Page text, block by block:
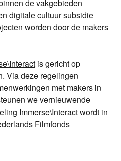
de vakgebieden
digitale cultuur subsidie
worden door de makers
is gericht op
Via deze regelingen
met makers in
we vernieuwende
Immerse\Interact wordt in
Filmfonds